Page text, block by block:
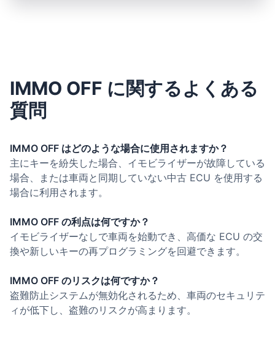
IMMO OFF に関するよくある
質問
IMMO OFF はどのような場合に使用されますか？
主にキーを紛失した場合、イモビライザーが故障している
場合、または車両と同期していない中古 ECU を使用する
場合に利用されます。
IMMO OFF の利点は何ですか？
イモビライザーなしで車両を始動でき、高価な ECU の交
換や新しいキーの再プログラミングを回避できます。
IMMO OFF のリスクは何ですか？
盗難防止システムが無効化されるため、車両のセキュリテ
ィが低下し、盗難のリスクが高まります。